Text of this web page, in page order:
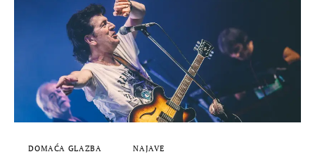
DOMAĆA GLAZBA
STRANA GLAZBA
FILM
MUSIC BOX
DOMAĆA GLAZBA NAJAVE